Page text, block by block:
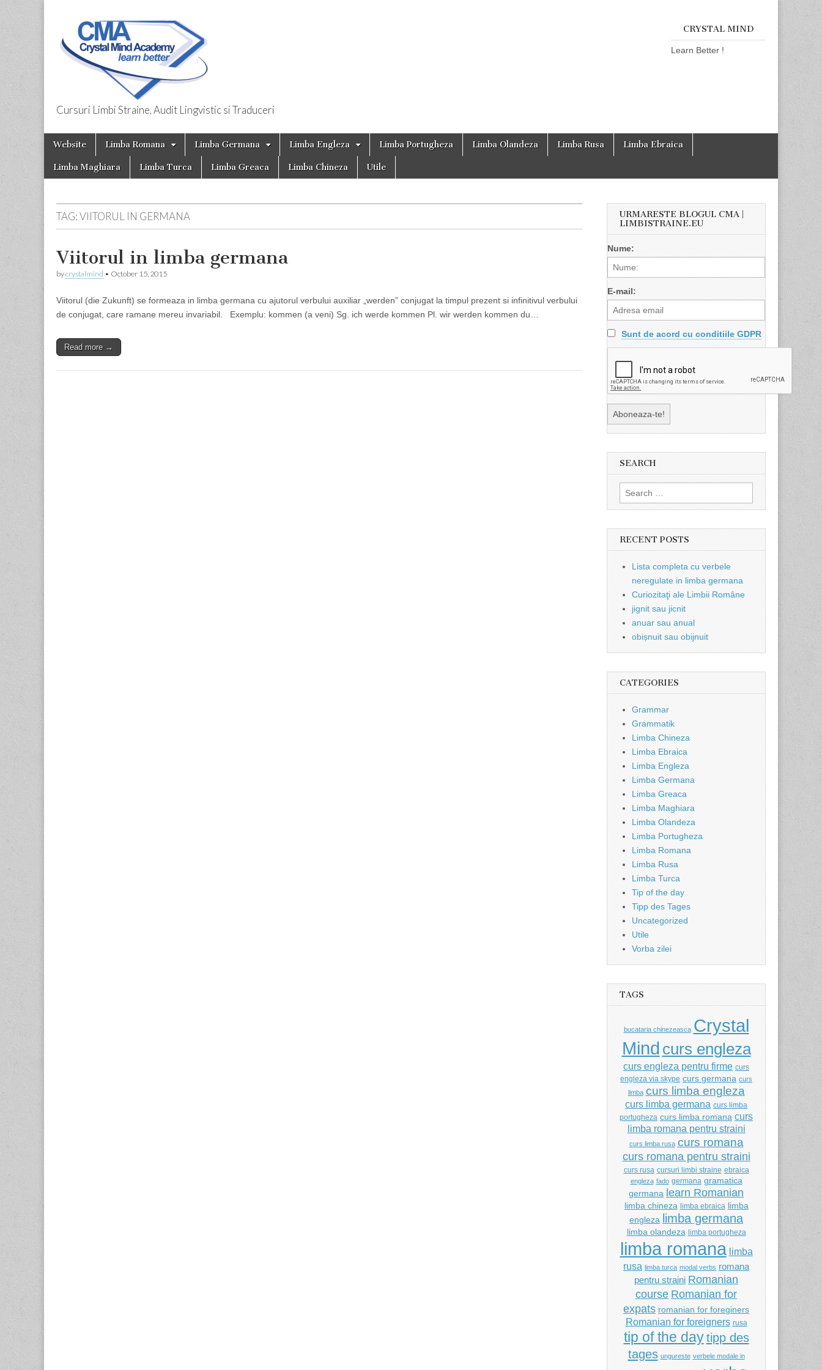
Limbi Straine @ Crystal Mind
Cursuri Limbi Straine, Audit Lingvistic si Traduceri
CRYSTAL MIND
Learn Better !
Main
Skip
content
Website Limba Romana Limba Germana Limba Engleza Limba Portugheza Limba Olandeza Limba Rusa Limba Ebraica
Limba Maghiara Limba Turca Limba Greaca Limba Chineza Utile
TAG:VIITORUL IN GERMANA
Viitorul in limba germana
bycrystalmind • October 15, 2015
Viitorul (die Zukunft) se formeaza in limba germana cu ajutorul verbului auxiliar „werden” conjugat la timpul prezent si infinitivul verbului
de conjugat, care ramane mereu invariabil. Exemplu: kommen (a veni) Sg. ich werde kommen Pl. wir werden kommen du…
Read more →
URMARESTE BLOGUL CMA |
LIMBISTRAINE.EU
Nume:
E-mail:
Sunt de acord cu conditiile GDPR
SEARCH
Search
for:
RECENT POSTS
Lista completa cu verbele
neregulate in limba germana
Curiozitaţi ale Limbii Române
jignit sau jicnit
anuar sau anual
obișnuit sau obijnuit
CATEGORIES
Grammar
Grammatik
Limba Chineza
Limba Ebraica
Limba Engleza
Limba Germana
Limba Greaca
Limba Maghiara
Limba Olandeza
Limba Portugheza
Limba Romana
Limba Rusa
Limba Turca
Tip of the day
Tipp des Tages
Uncategorized
Utile
Vorba zilei
TAGS
bucataria chinezeasca Crystal
Mind curs engleza
curs engleza pentru firme curs
engleza via skype curs germana curs
limba curs limba engleza
curs limba germana curs limba
portugheza curs limba romana curs
limba romana pentru straini
curs limba rusa curs romana
curs romana pentru straini
curs rusa cursuri limbi straine ebraica
engleza fado germana gramatica
germana learn Romanian
limba chineza limba ebraica limba
engleza limba germana
limba olandeza limba portugheza
limba romana limba
rusa limba turca modal verbs romana
pentru straini Romanian
course Romanian for
expats romanian for foreginers
Romanian for foreigners rusa
tip of the daytipp des
tages ungureste verbele modale in